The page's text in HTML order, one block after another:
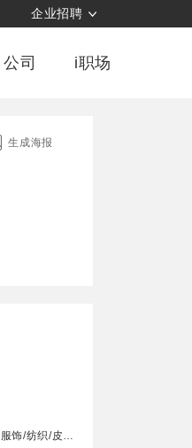
企业招聘
公司 i职场
生成海报
革/家具/家电）